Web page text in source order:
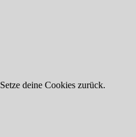
Setze deine Cookies zurück.